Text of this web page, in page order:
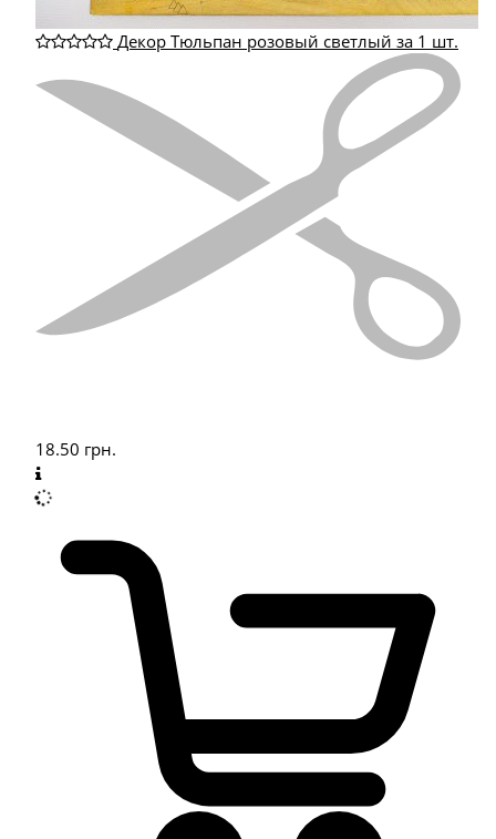
Декор Тюльпан розовый светлый за 1 шт.
18.50 грн.